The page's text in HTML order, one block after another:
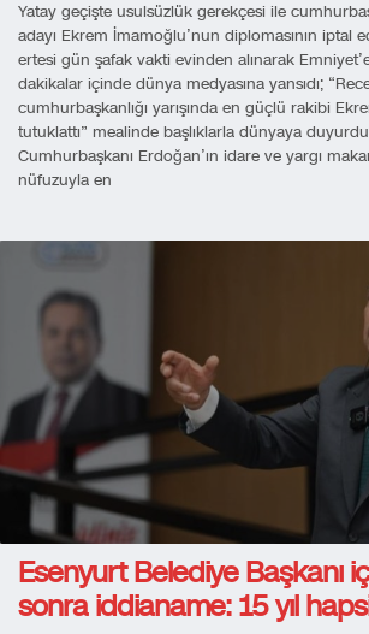
Yatay geçişte usulsüzlük gerekçesi ile
adayı Ekrem İmamoğlu’nun diplomasının iptal
ertesi gün şafak vakti evinden alınarak
dakikalar içinde dünya medyasına yansıdı;
cumhurbaşkanlığı yarışında en güçlü rakibi
tutuklattı” mealinde başlıklarla dünyaya
Cumhurbaşkanı Erdoğan’ın idare ve yargı
nüfuzuyla en
Esenyurt Belediye Başkanı
sonra iddianame: 15 yıl